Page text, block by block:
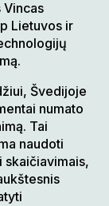
Vincas
Lietuvos ir
Švedijoje
numato
Tai
naudoti
skaičiavimais,